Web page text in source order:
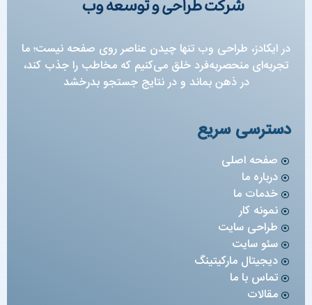
در ایکادز، طراحی وب تنها چیدن عناصر روی صفحه نیست؛ ما
تجربه‌ای منحصربه‌فرد خلق می‌کنیم که مخاطب را جذب کند،
در ذهن بماند و در نتایج جستجو بدرخشد
دسترسی سریع
صفحه اصلی
درباره ما
خدمات ما
نمونه کار
طراحی سایت
سئو سایت
دیجیتال مارکیتینگ
تماس با ما
مقالات